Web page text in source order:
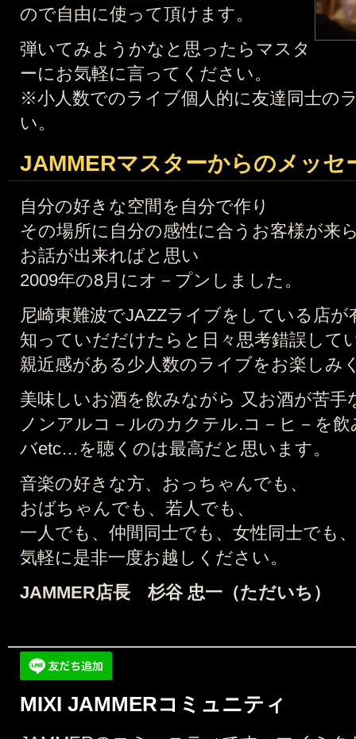
ので自由に使って頂けます。
弾いてみようかなと思ったらマスタ
ーにお気軽に言ってください。
※小人数でのライブ個人的に友達同士の
い。
JAMMERマスターからのメッセ
自分の好きな空間を自分で作り
その場所に自分の感性に合うお客様が来
お話が出来ればと思い
2009年の8月にオ－プンしました。
尼崎東難波でJAZZライブをしている店
知っていだだけたらと日々思考錯誤して
親近感がある少人数のライブをお楽しみ
美味しいお酒を飲みながら 又お酒が苦手
ノンアルコ－ルのカクテル.コ－ヒ－を
バetc…を聴くのは最高だと思います。
音楽の好きな方、おっちゃんでも、
おばちゃんでも、若人でも、
一人でも、仲間同士でも、女性同士でも
気軽に是非一度お越しください。
JAMMER店長 杉谷 忠一（ただいち）
MIXI JAMMERコミュニティ